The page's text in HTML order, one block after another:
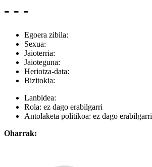
- - -
Egoera zibila:
Sexua:
Jaioterria:
Jaioteguna:
Heriotza-data:
Bizitokia:
Lanbidea:
Rola: ez dago erabilgarri
Antolaketa politikoa: ez dago erabilgarri
Oharrak: